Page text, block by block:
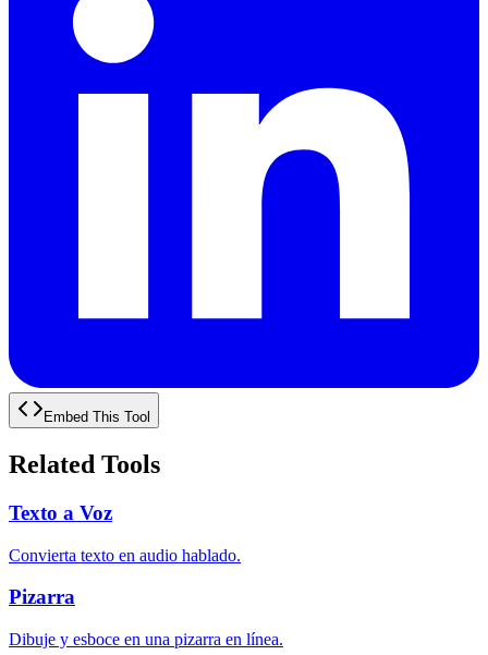
Embed This Tool
Related Tools
Texto a Voz
Convierta texto en audio hablado.
Pizarra
Dibuje y esboce en una pizarra en línea.